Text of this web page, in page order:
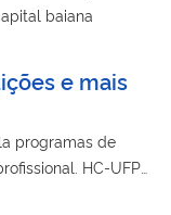
baiana
e mais
programas de
HC-UFPE